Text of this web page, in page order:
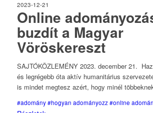
2023-12-21
Online
buzdít a Magyar
Vöröskereszt
SAJTÓKÖZLEMÉNY 2023. december 21.
és legrégebb óta aktív humanitárius
is mindet megtesz azért, hogy minél
#adomány #hogyan adományozz #online